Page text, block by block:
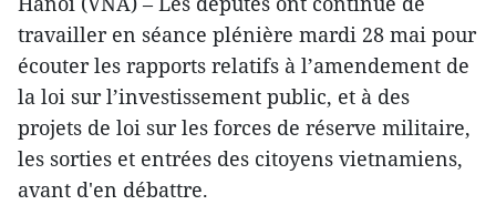
travailler en séance plénière mardi 28 mai pour
écouter les rapports relatifs à l’amendement de
la loi sur l’investissement public, et à des
projets de loi sur les forces de réserve militaire,
les sorties et entrées des citoyens vietnamiens,
avant d'en débattre.